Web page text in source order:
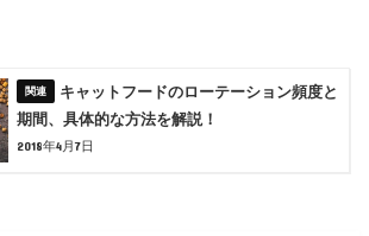
キャットフードのローテーション頻度と
期間、具体的な方法を解説！
2018年4月7日